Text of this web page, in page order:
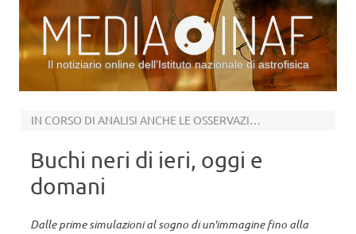
Il notiziario online dell’Istituto nazionale di astrofisica
IN CORSO DI ANALISI ANCHE LE OSSERVAZIONI EHT DEL 2018, 2021 E 2022
Buchi neri di ieri, oggi e
domani
Dalle prime simulazioni al sogno di un'immagine fino alla